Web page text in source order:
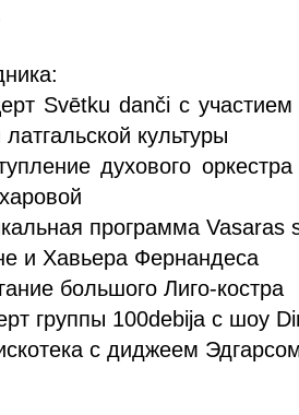
Svētku danči с
культуры
духового
программа Vasaras
и Хавьера Фернандеса
большого Лиго-костра
группы 100debija с шоу
с диджеем